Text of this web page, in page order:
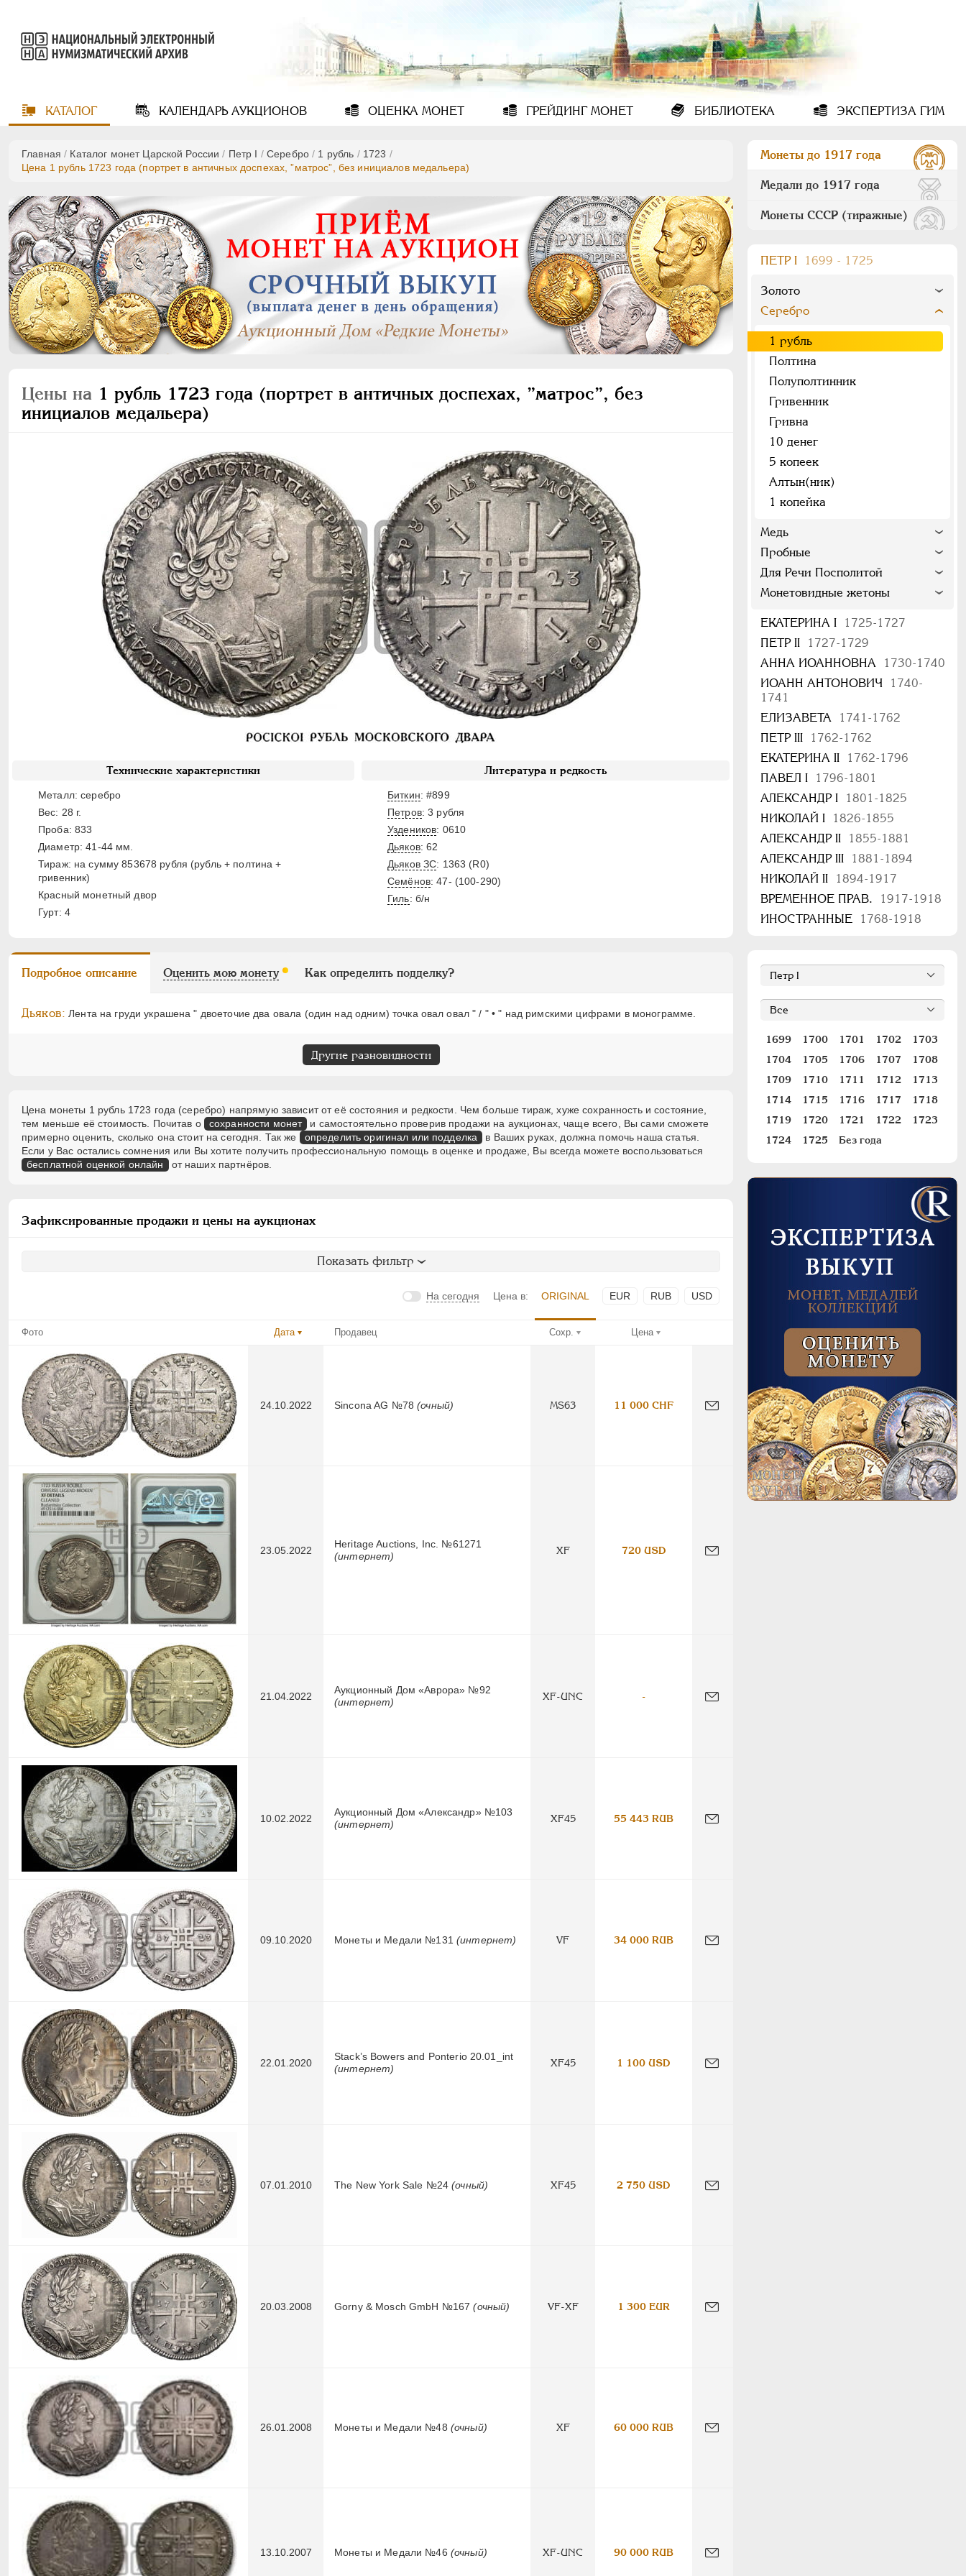
КАТАЛОГ КАЛЕНДАРЬАУКЦИОНОВ ОЦЕНКА МОНЕТ ГРЕЙДИНГМОНЕТ БИБЛИОТЕКА ЭКСПЕРТИЗА ГИМ
Главная / Каталог монет Царской России / Пeтр I /Серебро / 1 рубль / 1723 /
Цена 1 рубль 1723 года (портрет в античных доспехах, ”матрос”, без инициалов медальера)
Цены на 1 рубль 1723 года (портрет в античных доспехах, ”матрос”, без
инициалов медальера)
Технические характеристики
Металл: серебро
Вес: 28 г.
Проба: 833
Диаметр: 41-44 мм.
Тираж: на сумму 853678 рубля (рубль + полтина +
гривенник)
Красный монетный двор
Гурт: 4
Литература и редкость
Биткин: #899
Петров: 3 рубля
Уздеников: 0610
Дьяков: 62
Дьяков ЗС: 1363 (R0)
Семёнов: 47- (100-290)
Гиль: б/н
Подробное описание Оценить мою монету Как определить подделку?
Дьяков: Лента на груди украшена " двоеточие два овала (один над одним) точка овал овал " / " • " над римскими цифрами в монограмме.
Другие разновидности
Цена монеты 1 рубль 1723 года (серебро) напрямую зависит от её состояния и редкости. Чем больше тираж, хуже сохранность и состояние,
тем меньше её стоимость. Почитав о
сохранности монет
и самостоятельно проверив продажи на аукционах, чаще всего, Вы сами сможете
примерно оценить, сколько она стоит на сегодня. Так же
определить оригинал или подделка
в Ваших руках, должна помочь наша статья.
Если у Вас остались сомнения или Вы хотите получить профессиональную помощь в оценке и продаже, Вы всегда можете воспользоваться
бесплатной оценкой онлайн от наших партнёров.
Зафиксированные продажи и цены на аукционах
Показать фильтр
На сегодня Цена в: ORIGINAL EUR RUB USD
Фото Дата Продавец Сохр. Цена
24.10.2022 Sincona AG №78(очный) MS63 11 000 CHF
23.05.2022
Heritage Auctions, Inc. №61271
(интернет)
XF 720 USD
21.04.2022
Аукционный Дом «Аврора» №92
(интернет)
XF-UNC -
10.02.2022
Аукционный Дом «Александр» №103
(интернет)
XF45 55 443 RUB
09.10.2020 Монеты и Медали №131 (интернет) VF 34 000 RUB
22.01.2020
Stack’s Bowers and Ponterio 20.01_int
(интернет)
XF45 1 100 USD
07.01.2010 The New York Sale №24(очный) XF45 2 750 USD
20.03.2008 Gorny & Mosch GmbH №167(очный) VF-XF 1 300 EUR
26.01.2008 Монеты и Медали №48 (очный) XF 60 000 RUB
13.10.2007 Монеты и Медали №46 (очный) XF-UNC 90 000 RUB
Монеты до 1917 года
Медали до 1917 года
Монеты СССР (тиражные)
ПEТР I 1699 - 1725
Золото
Серебро
1 рубль
Полтина
Полуполтинник
Гривенник
Гривна
10 денег
5 копеек
Алтын(ник)
1 копейка
Медь
Пробные
Для Речи Посполитой
Монетовидные жетоны
ЕКАТЕРИНА I
1725-1727
ПЕТР II
1727-1729
АННА ИОАННОВНА
1730-1740
ИОАНН АНТОНОВИЧ
1740-
1741
ЕЛИЗАВЕТА
1741-1762
ПЕТР III
1762-1762
ЕКАТЕРИНА II
1762-1796
ПАВЕЛ I
1796-1801
АЛЕКСАНДР I
1801-1825
НИКОЛАЙ I
1826-1855
АЛЕКСАНДР II
1855-1881
АЛЕКСАНДР III
1881-1894
НИКОЛАЙ II
1894-1917
ВРЕМЕННОЕ ПРАВ.
1917-1918
ИНОСТРАННЫЕ
1768-1918
1699 1700 1701 1702
1703
1704
1705 1706 1707
1708
1709
1710 1711 1712
1713
1714
1715 1716 1717
1718
1719
1720 1721 1722
1723
1724
1725 Без года